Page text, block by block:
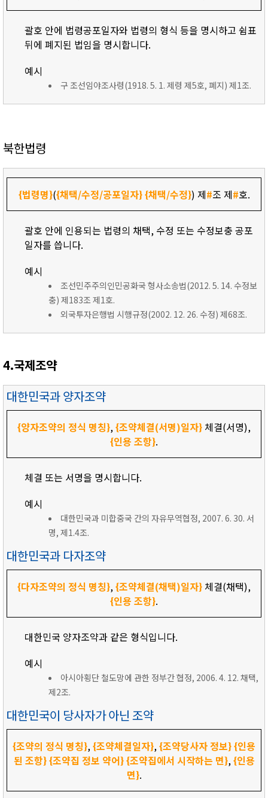
괄호 안에 법령공포일자와 법령의 형식 등을 명시하고 쉼표
뒤에 폐지된 법임을 명시합니다.
예시
구 조선임야조사령(1918. 5. 1. 제령 제5호, 폐지) 제1조.
북한법령
{법령명}({채택/수정/공포일자}{채택/수정}) 제#조 제#호.
괄호 안에 인용되는 법령의 채택, 수정 또는 수정보충 공포
일자를 씁니다.
예시
조선민주주의인민공화국 형사소송법(2012. 5. 14. 수정보
충) 제183조 제1호.
외국투자은행법 시행규정(2002. 12. 26. 수정) 제68조.
4.국제조약
대한민국과 양자조약
{양자조약의 정식 명칭},{조약체결(서명)일자} 체결(서명),
{인용 조항}.
체결 또는 서명을 명시합니다.
예시
대한민국과 미합중국 간의 자유무역협정, 2007. 6. 30. 서
명, 제1.4조.
대한민국과 다자조약
{다자조약의 정식 명칭},{조약체결(채택)일자} 체결(채택),
{인용 조항}.
대한민국 양자조약과 같은 형식입니다.
예시
아시아횡단 철도망에 관한 정부간 협정, 2006. 4. 12. 채택,
제2조.
대한민국이 당사자가 아닌 조약
{조약의 정식 명칭},{조약체결일자},{조약당사자 정보}{인용
된 조항}{조약집 정보 약어}{조약집에서 시작하는 면},{인용
면}.